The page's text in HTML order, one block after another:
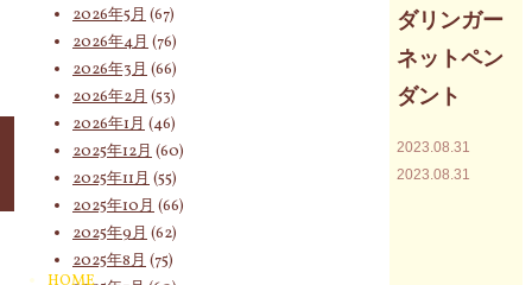
対
ダリンガー
ネットペン
ダント
2023.08.31
2023.08.31
2026年5月 (67)
2026年4月 (76)
2026年3月 (66)
2026年2月 (53)
2026年1月 (46)
2025年12月 (60)
2025年11月 (55)
2025年10月 (66)
2025年9月 (62)
2025年8月 (75)